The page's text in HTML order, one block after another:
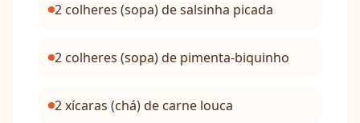
2 colheres (sopa) de salsinha picada
2 colheres (sopa) de pimenta-biquinho
2 xícaras (chá) de carne louca